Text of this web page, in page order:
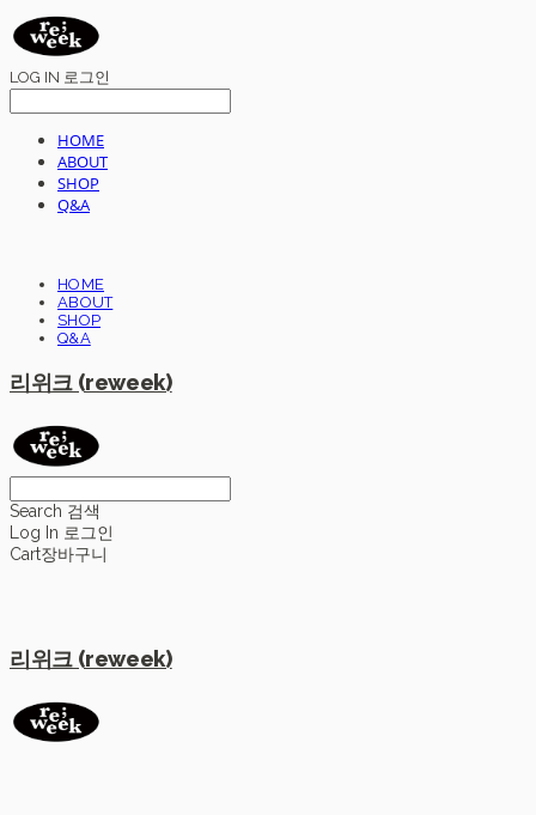
LOG IN 로그인
HOME
ABOUT
SHOP
Q&A
HOME
ABOUT
SHOP
Q&A
리위크 (reweek)
Search 검색
Log In 로그인
Cart장바구니
리위크 (reweek)